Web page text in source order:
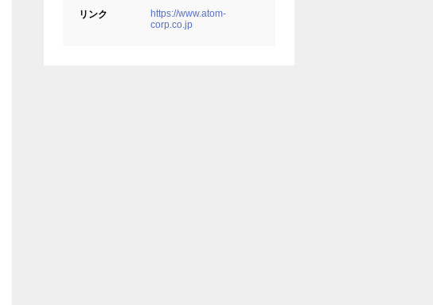
リンク
https://www.atom-
corp.co.jp